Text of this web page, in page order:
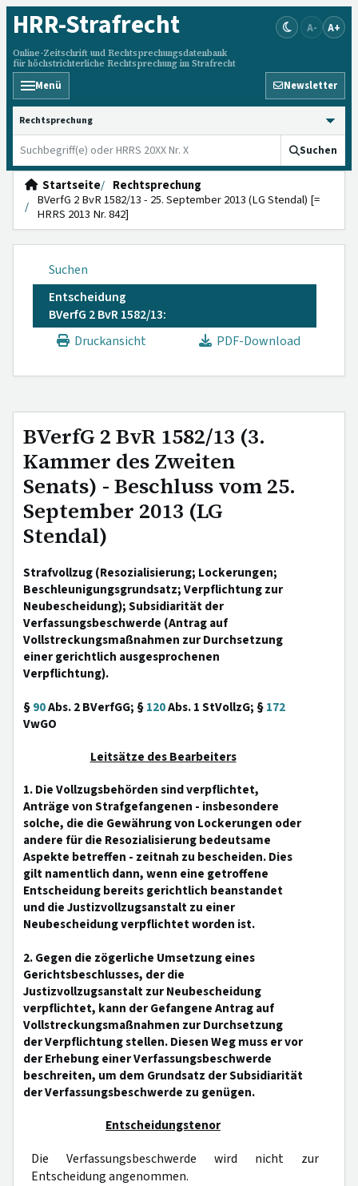
HRR-Strafrecht
Online-Zeitschrift und Rechtsprechungsdatenbank
für höchstrichterliche Rechtsprechung im Strafrecht
A- A+
Menü Newsletter
HRRS durchsuchen
Suchen
Startseite
Rechtsprechung
BVerfG 2 BvR 1582/13 - 25. September 2013 (LG Stendal) [=
HRRS 2013 Nr. 842]
Suchen
Entscheidung
BVerfG 2 BvR 1582/13:
Druckansicht
PDF-Download
BVerfG 2 BvR 1582/13 (3.
Kammer des Zweiten
Senats) - Beschluss vom 25.
September 2013 (LG
Stendal)
Strafvollzug (Resozialisierung; Lockerungen;
Beschleunigungsgrundsatz; Verpflichtung zur
Neubescheidung); Subsidiarität der
Verfassungsbeschwerde (Antrag auf
Vollstreckungsmaßnahmen zur Durchsetzung
einer gerichtlich ausgesprochenen
Verpflichtung).
§90Abs. 2 BVerfGG; §120Abs. 1 StVollzG; §172
VwGO
Leitsätze des Bearbeiters
1. Die Vollzugsbehörden sind verpflichtet,
Anträge von Strafgefangenen - insbesondere
solche, die die Gewährung von Lockerungen oder
andere für die Resozialisierung bedeutsame
Aspekte betreffen - zeitnah zu bescheiden. Dies
gilt namentlich dann, wenn eine getroffene
Entscheidung bereits gerichtlich beanstandet
und die Justizvollzugsanstalt zu einer
Neubescheidung verpflichtet worden ist.
2. Gegen die zögerliche Umsetzung eines
Gerichtsbeschlusses, der die
Justizvollzugsanstalt zur Neubescheidung
verpflichtet, kann der Gefangene Antrag auf
Vollstreckungsmaßnahmen zur Durchsetzung
der Verpflichtung stellen. Diesen Weg muss er vor
der Erhebung einer Verfassungsbeschwerde
beschreiten, um dem Grundsatz der Subsidiarität
der Verfassungsbeschwerde zu genügen.
Entscheidungstenor
Die Verfassungsbeschwerde wird nicht zur
Entscheidung angenommen.